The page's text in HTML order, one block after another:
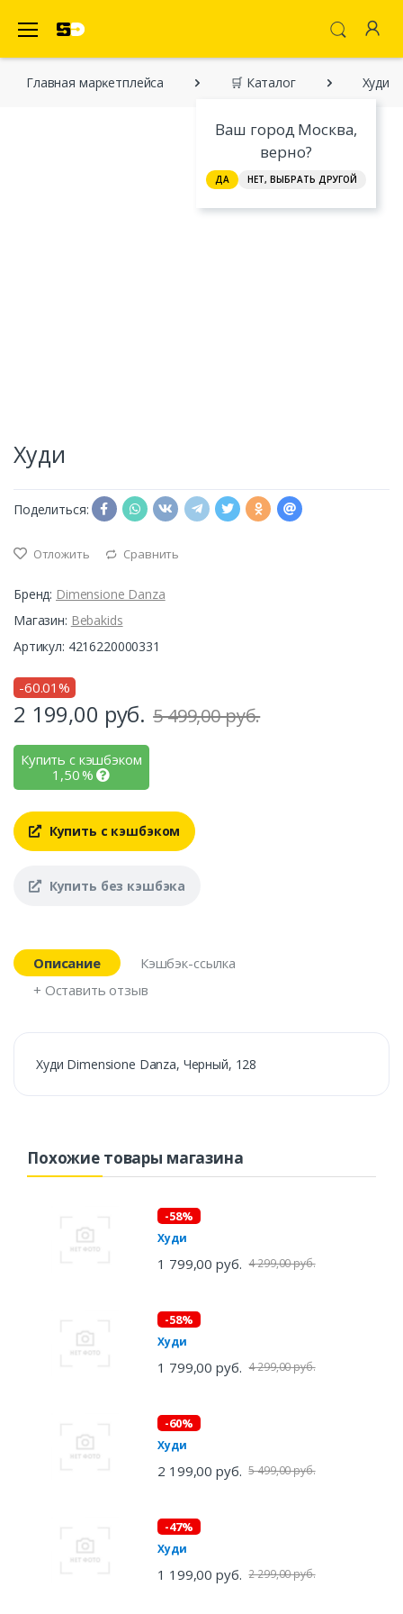
Ваш город Москва,
верно?
ДА НЕТ, ВЫБРАТЬ ДРУГОЙ
Главная марĸетплейса 🛒 Каталог Худи
Худи
Поделиться:
Отложить Сравнить
Бренд: Dimensione Danza
Магазин: Bebakids
Артикул: 4216220000331
-60.01%
2 199,00 руб. 5 499,00 руб.
Купить с кэшбэком
1,50%
Купить с кэшбэком
Купить без кэшбэка
Описание
Кэшбэк-ссылка
+ Оставить отзыв
Худи Dimensione Danza, Черный, 128
Похожие товары магазина
-58%
Худи
1 799,00 руб. 4 299,00 руб.
-58%
Худи
1 799,00 руб. 4 299,00 руб.
-60%
Худи
2 199,00 руб. 5 499,00 руб.
-47%
Худи
1 199,00 руб. 2 299,00 руб.